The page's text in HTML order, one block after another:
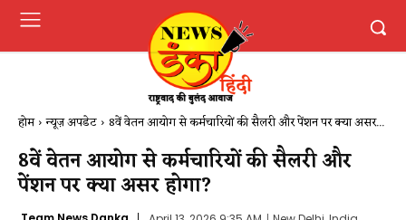
होम न्यूज़ अपडेट 8वें वेतन आयोग से कर्मचारियों की सैलरी और पेंशन पर क्या असर...
8वें वेतन आयोग से कर्मचारियों की सैलरी और
पेंशन पर क्या असर होगा?